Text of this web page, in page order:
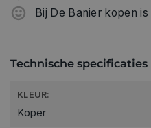
Bij De Banier kopen is
Technische specificaties
KLEUR:
Koper